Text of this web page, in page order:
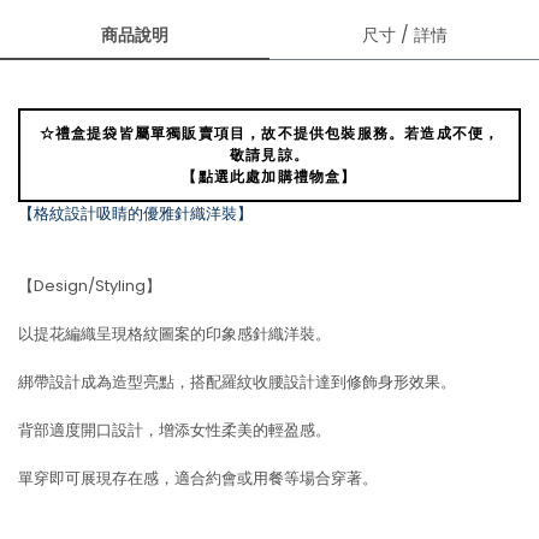
商品說明 尺寸 / 詳情
☆禮盒提袋皆屬單獨販賣項目，故不提供包裝服務。若造成不便，
敬請見諒。
【點選此處加購禮物盒】
【格紋設計吸睛的優雅針織洋裝】
【Design/Styling】
以提花編織呈現格紋圖案的印象感針織洋裝。
綁帶設計成為造型亮點，搭配羅紋收腰設計達到修飾身形效果。
背部適度開口設計，增添女性柔美的輕盈感。
單穿即可展現存在感，適合約會或用餐等場合穿著。